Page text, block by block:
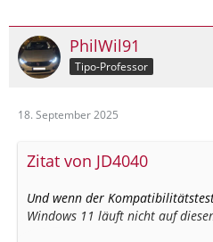
PhilWil91
Tipo-Professor
18. September 2025
Zitat von JD4040
Und wenn der
Windows 11 läuft nicht auf